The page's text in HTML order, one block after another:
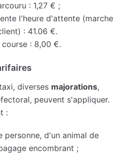
: 1,27 € ;
l'heure d'attente (marche
: 41.06 €.
: 8,00 €.
diverses majorations,
peuvent s'appliquer.
:
personne, d'un animal de
encombrant ;